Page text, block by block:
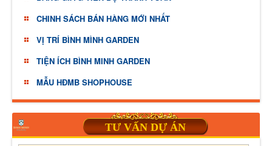
CHINH SÁCH BÁN HÀNG MỚI NHẤT
VỊ TRÍ BÌNH MÌNH GARDEN
TIỆN ÍCH BÌNH MINH GARDEN
MẪU HĐMB SHOPHOUSE
TƯ VẤN DỰ ÁN